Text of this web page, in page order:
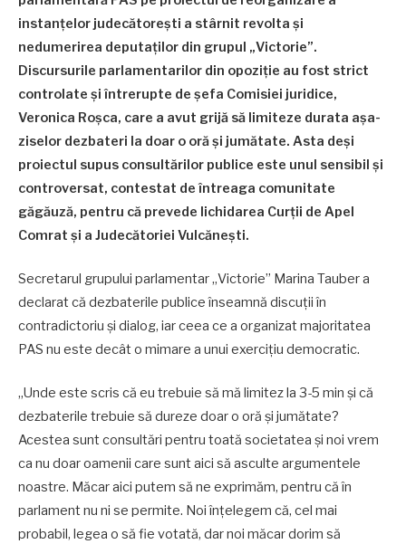
instanțelor judecătorești a stârnit revolta și
nedumerirea deputaților din grupul „Victorie”.
Discursurile parlamentarilor din opoziție au fost strict
controlate și întrerupte de șefa Comisiei juridice,
Veronica Roșca, care a avut grijă să limiteze durata așa-
ziselor dezbateri la doar o oră și jumătate. Asta deși
proiectul supus consultărilor publice este unul sensibil și
controversat, contestat de întreaga comunitate
găgăuză, pentru că prevede lichidarea Curții de Apel
Comrat și a Judecătoriei Vulcănești.
Secretarul grupului parlamentar „Victorie” Marina Tauber a
declarat că dezbaterile publice înseamnă discuții în
contradictoriu și dialog, iar ceea ce a organizat majoritatea
PAS nu este decât o mimare a unui exercițiu democratic.
„Unde este scris că eu trebuie să mă limitez la 3-5 min și că
dezbaterile trebuie să dureze doar o oră și jumătate?
Acestea sunt consultări pentru toată societatea și noi vrem
ca nu doar oamenii care sunt aici să asculte argumentele
noastre. Măcar aici putem să ne exprimăm, pentru că în
parlament nu ni se permite. Noi înțelegem că, cel mai
probabil, legea o să fie votată, dar noi măcar dorim să